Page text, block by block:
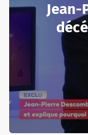
Jean-